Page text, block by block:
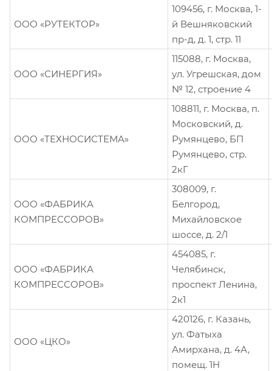
ООО «РУТЕКТОР»
109456, г. Москва, 1-
й Вешняковский
пр-д, д. 1, стр. 11
ООО «СИНЕРГИЯ»
115088, г. Москва,
ул. Угрешская, дом
№ 12, строение 4
ООО «ТЕХНОСИСТЕМА»
108811, г. Москва, п.
Московский, д.
Румянцево, БП
Румянцево, стр.
2кГ
ООО «ФАБРИКА
КОМПРЕССОРОВ»
308009, г.
Белгород,
Михайловское
шоссе, д. 2/1
ООО «ФАБРИКА
КОМПРЕССОРОВ»
454085, г.
Челябинск,
проспект Ленина,
2к1
ООО «ЦКО»
420126, г. Казань,
ул. Фатыха
Амирхана, д. 4А,
помещ. 1Н